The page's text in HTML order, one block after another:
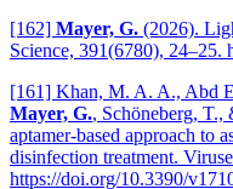
[162] Mayer, G. (2026).
Science, 391(6780), 24–25.
[161] Khan, M. A. A., Abd
Mayer, G., Schöneberg,
aptamer-based approach to
disinfection treatment.
https://doi.org/10.3390/